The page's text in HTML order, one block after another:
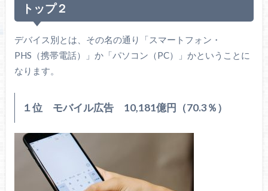
トップ２
デバイス別とは、その名の通り「スマートフォン・
PHS（携帯電話）」か「パソコン（PC）」かということに
なります。
１位 モバイル広告 10,181億円（70.3％）